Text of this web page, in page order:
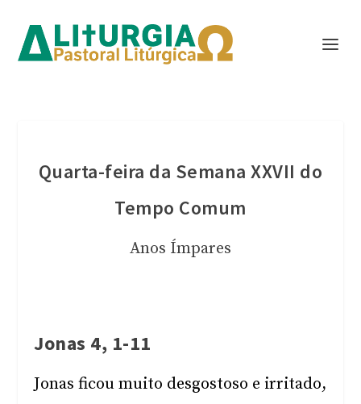
Quarta-feira da Semana XXVII do
Tempo Comum
Anos Ímpares
Jonas 4, 1-11
Jonas ficou muito desgostoso e irritado,